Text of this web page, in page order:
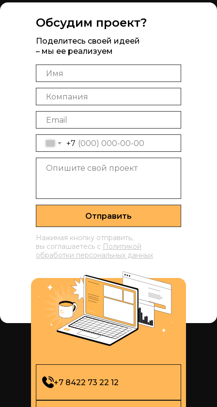
Обсудим проект?
+7
Отправить
Поделитесь своей идеей
– мы ее реализуем
Нажимая кнопку отправить,
вы соглашаетесь с Политикой
обработки персональных данных
+7 8422 73 22 12